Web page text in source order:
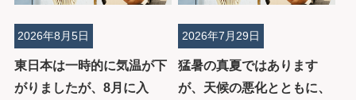
東日本は一時的に気温が下
がりましたが、8月に入
2026年8月5日
猛暑の真夏ではあります
が、天候の悪化とともに、
2026年7月29日